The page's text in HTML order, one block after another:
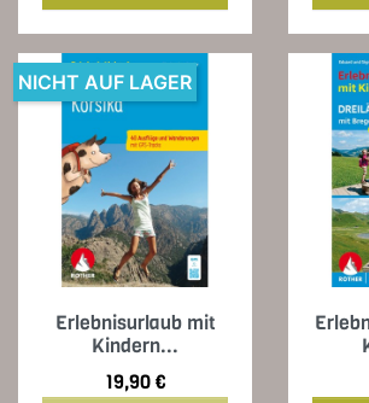
Erlebnisurlaub mit
Kindern...
Preis
19,90 €
NICHT AUF LAGER